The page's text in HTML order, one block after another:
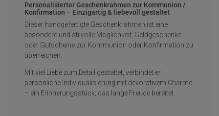
Personalisierter Geschenkrahmen zur Kommunion /
Konfirmation – Einzigartig & liebevoll gestaltet
Dieser handgefertigte Geschenkrahmen ist eine
besondere und stilvolle Möglichkeit, Geldgeschenke
oder Gutscheine zur Kommunion oder Konfirmation zu
überreichen.
Mit viel Liebe zum Detail gestaltet, verbindet er
persönliche Individualisierung mit dekorativem Charme
– ein Erinnerungsstück, das lange Freude bereitet.